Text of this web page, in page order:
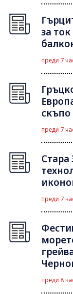
за
преди 7
скъпо
преди 7
Стара
преди 7
преди 8